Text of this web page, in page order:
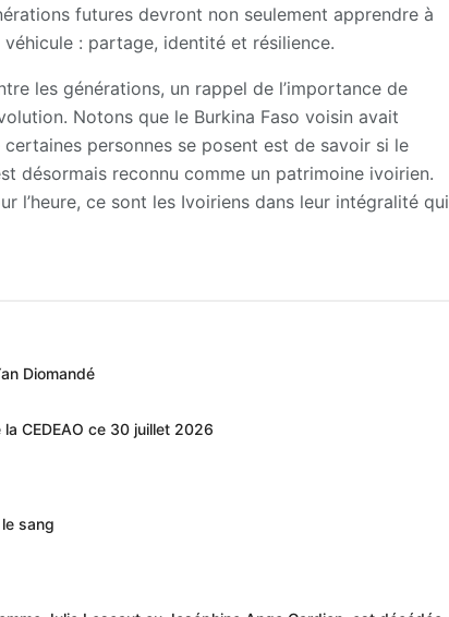
futures devront non seulement apprendre à
: partage, identité et résilience.
les générations, un rappel de l’importance de
Notons que le Burkina Faso voisin avait
personnes se posent est de savoir si le
désormais reconnu comme un patrimoine ivoirien.
l’heure, ce sont les Ivoiriens dans leur intégralité qui
Diomandé
CEDEAO ce 30 juillet 2026
sang